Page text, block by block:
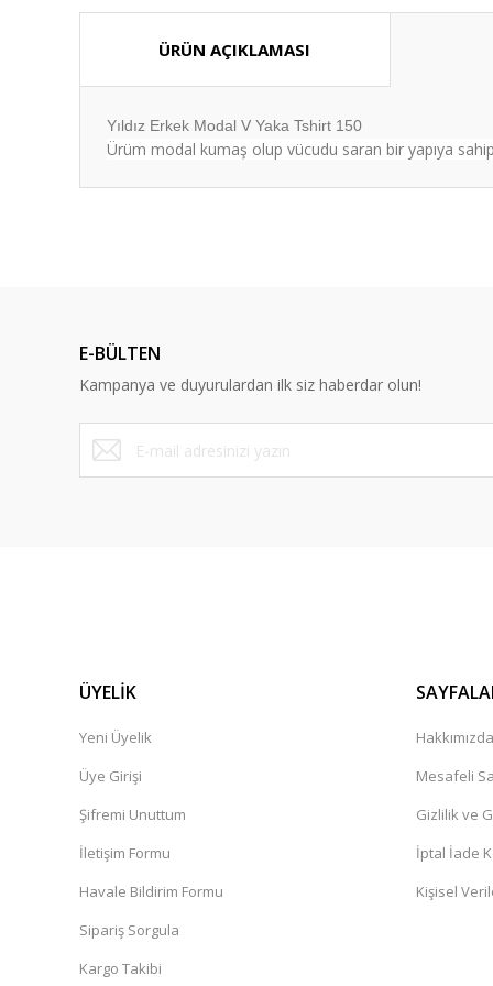
ÜRÜN AÇIKLAMASI
Yıldız Erkek Modal V Yaka Tshirt 150
Ürüm modal kumaş olup vücudu saran bir yapıya
Ürün bilgilerinde hatalar bulunuyor.
Ürün fiyatı diğer sitelerden daha pahalı.
Bu ürüne benzer farklı alternatifler olmalı.
E-BÜLTEN
Kampanya ve duyurulardan ilk siz haberdar olun!
ÜYELİK
Yeni Üyelik
Üye Girişi
Şifremi Unuttum
İletişim Formu
Havale Bildirim Formu
Sipariş Sorgula
Kargo Takibi
Hakkımızda
Mesafeli
Gizlilik ve
İptal İade
Kişisel